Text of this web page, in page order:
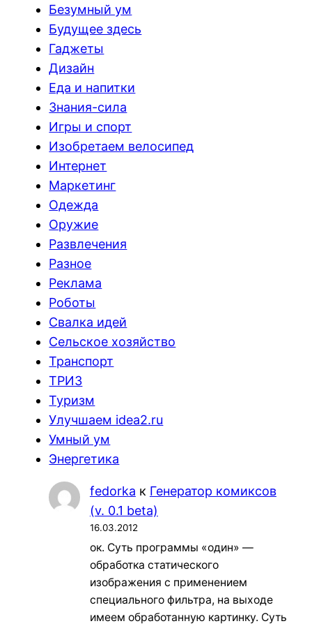
Безумный ум
Будущее здесь
Гаджеты
Дизайн
Еда и напитки
Знания-сила
Игры и спорт
Изобретаем велосипед
Интернет
Маркетинг
Одежда
Оружие
Развлечения
Разное
Реклама
Роботы
Свалка идей
Сельское хозяйство
Транспорт
ТРИЗ
Туризм
Улучшаем idea2.ru
Умный ум
Энергетика
fedorka к Генератор комиксов
(v. 0.1 beta)
16.03.2012
ок. Суть программы «один» —
обработка статического
изображения с применением
специального фильтра, на выходе
имеем обработанную картинку. Суть